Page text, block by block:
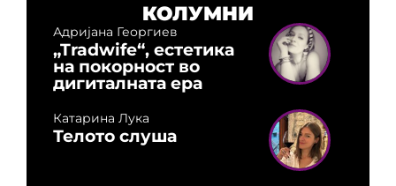
КОЛУМНИ
Адријана Георгиев
„Tradwife“, естетика
на покорност во
дигиталната ера
Катарина Лука
Телото слуша